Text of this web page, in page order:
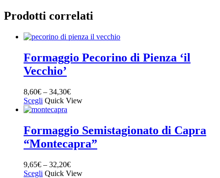
Prodotti correlati
Formaggio Pecorino di Pienza ‘il
Vecchio’
8,60€ – 34,30€
Scegli Quick View
Formaggio Semistagionato di Capra
“Montecapra”
9,65€ – 32,20€
Scegli Quick View